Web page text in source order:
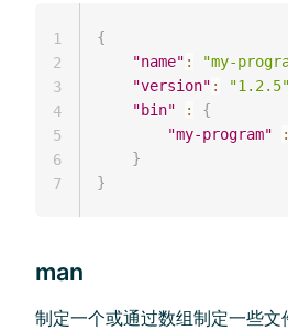
{
"name" : "my-
"version" : "1.2.5"
"bin"
:
{
"my-program"
:
}
}
1
2
3
4
5
6
7
man
制定一个或通过数组制定一些